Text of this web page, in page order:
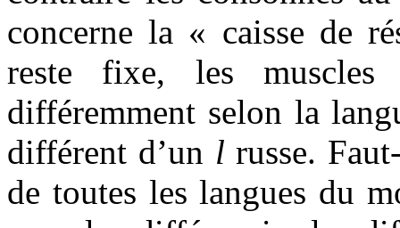
concerne la « caisse de
reste fixe, les
différemment selon la
différent d’un l russe.
de toutes les langues du